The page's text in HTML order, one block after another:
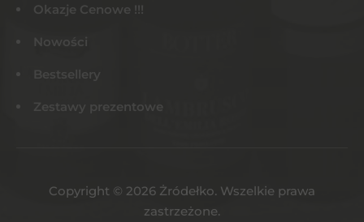
Okazje Cenowe !!!
Nowości
Bestsellery
Zestawy prezentowe
Copyright © 2026 Żródełko. Wszelkie prawa
zastrzeżone.